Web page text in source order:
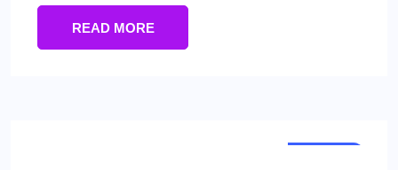
READ MORE